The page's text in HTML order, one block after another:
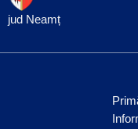
jud Neamț